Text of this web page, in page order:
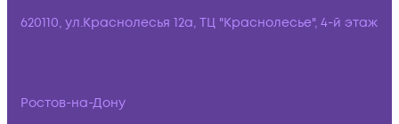
620110, ул.Краснолесья 12а, ТЦ "Краснолесье", 4-й этаж
Ростов-на-Дону